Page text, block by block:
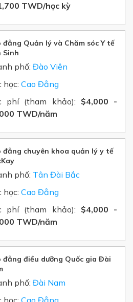
TWD/học kỳ
đẳng Quản lý và Chăm sóc Y tế
Sinh
phố: Đào Viên
học: Cao Đẳng
phí (tham khảo): $4,000 -
TWD/năm
đẳng chuyên khoa quản lý y tế
phố: Tân Đài Bắc
học: Cao Đẳng
phí (tham khảo): $4,000 -
TWD/năm
đẳng điều dưỡng Quốc gia Đài
phố: Đài Nam
học: Cao Đẳng